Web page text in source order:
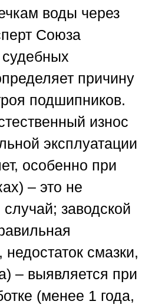
воды через
Союза
причину
подшипников.
износ
эксплуатации
особенно при
– это не
заводской
недостаток смазки,
– выявляется при
(менее 1 года,